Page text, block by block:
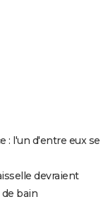
: l'un d'entre eux se
devraient
bain